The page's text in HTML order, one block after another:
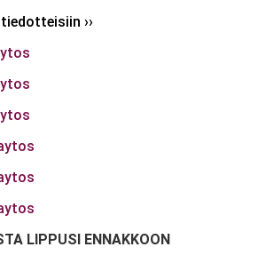
››
LIPPUSI ENNAKKOON